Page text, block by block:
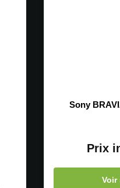
Sony
Prix
Voir